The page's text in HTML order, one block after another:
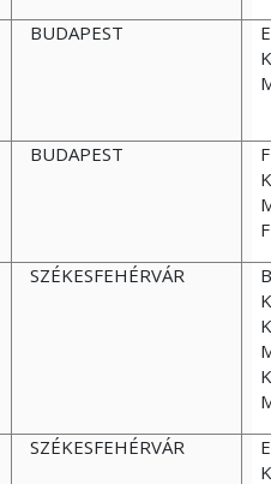
BUDAPEST
BUDAPEST
SZÉKESFEHÉRVÁR
SZÉKESFEHÉRVÁR